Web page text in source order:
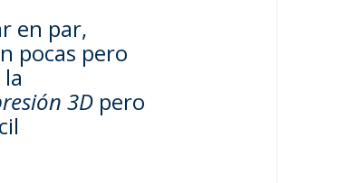
en par,
pocas pero
3Dpero